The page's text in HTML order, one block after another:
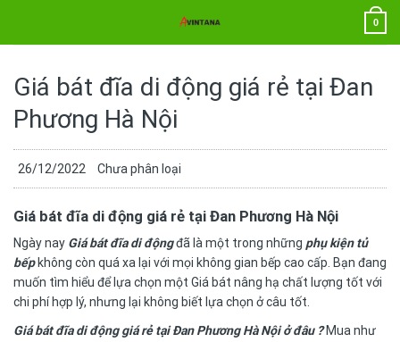
nội
0
Giá bát đĩa di động giá rẻ tại Đan
Phương Hà Nội
26/12/2022 Chưa phân loại
Giá bát đĩa di động giá rẻ tại Đan Phương Hà Nội
Ngày nay Giá bát đĩa di độngđã là một trong những phụ kiện tủ
bếp không còn quá xa lại với mọi không gian bếp cao cấp. Bạn đang
muốn tìm hiểu để lựa chọn một Giá bát nâng hạ chất lượng tốt với
chi phí hợp lý, nhưng lại không biết lựa chọn ở câu tốt.
Giá bát đĩa di động giá rẻ tại Đan Phương Hà Nội ở đâu ?Mua như